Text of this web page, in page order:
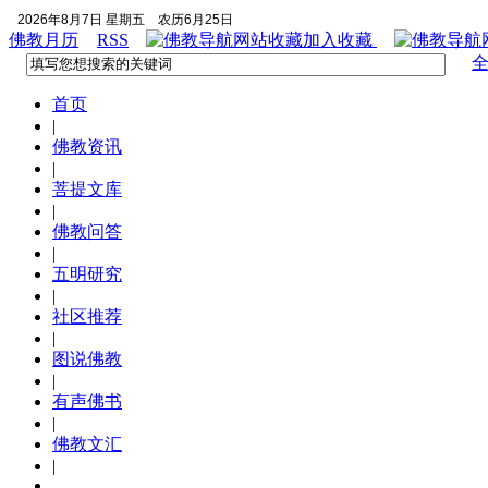
2026年8月7日 星期五 农历6月25日
佛教月历 RSS 加入收藏
首页
|
佛教资讯
|
菩提文库
|
佛教问答
|
五明研究
|
社区推荐
|
图说佛教
|
有声佛书
|
佛教文汇
|